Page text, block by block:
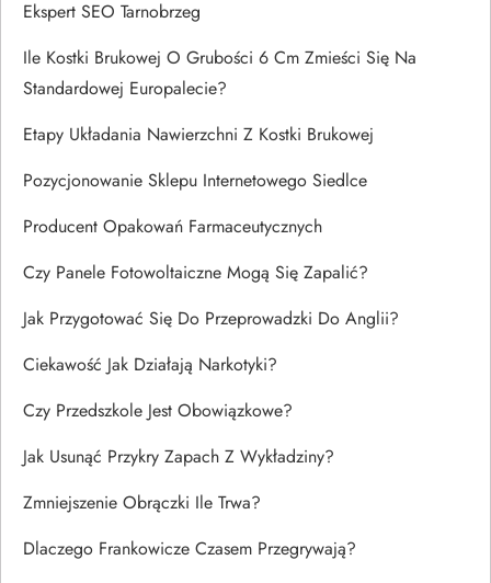
Ekspert SEO Tarnobrzeg
Ile Kostki Brukowej O Grubości 6 Cm Zmieści Się Na
Standardowej Europalecie?
Etapy Układania Nawierzchni Z Kostki Brukowej
Pozycjonowanie Sklepu Internetowego Siedlce
Producent Opakowań Farmaceutycznych
Czy Panele Fotowoltaiczne Mogą Się Zapalić?
Jak Przygotować Się Do Przeprowadzki Do Anglii?
Ciekawość Jak Działają Narkotyki?
Czy Przedszkole Jest Obowiązkowe?
Jak Usunąć Przykry Zapach Z Wykładziny?
Zmniejszenie Obrączki Ile Trwa?
Dlaczego Frankowicze Czasem Przegrywają?